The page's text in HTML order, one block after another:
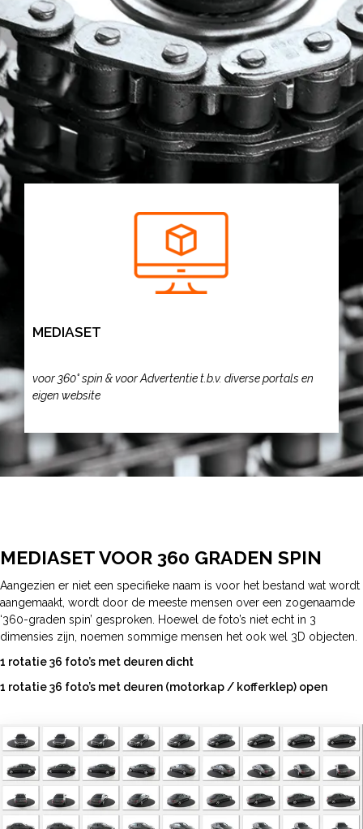
MEDIASET
voor 360° spin &voor Advertentie t.b.v. diverse portals en
eigen website
MEDIASET VOOR 360 GRADEN SPIN
Aangezien er niet een specifieke naam is voor het bestand wat wordt
aangemaakt, wordt door de meeste mensen over een zogenaamde
‘360-graden spin’ gesproken. Hoewel de foto’s niet echt in 3
dimensies zijn, noemen sommige mensen het ook wel 3D objecten.
1 rotatie 36 foto’s met deuren dicht
1 rotatie 36 foto’s met deuren (motorkap / kofferklep) open